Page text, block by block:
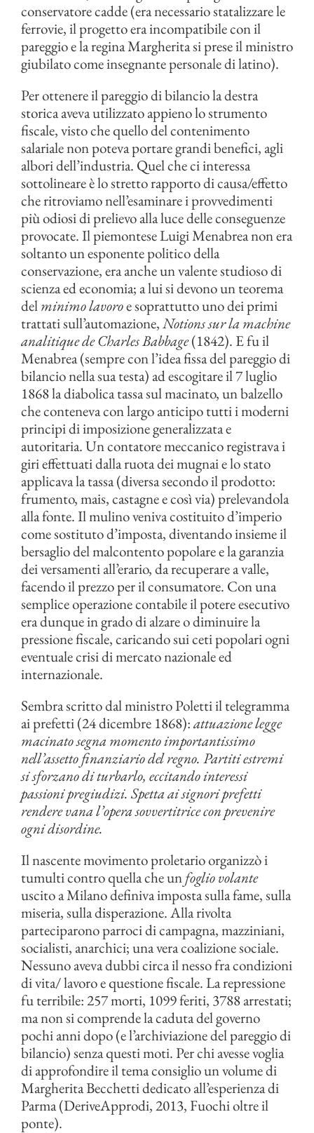
conservatore cadde (era necessario statalizzare le
ferrovie, il progetto era incompatibile con il
pareggio e la regina Margherita si prese il ministro
giubilato come insegnante personale di latino).
Per ottenere il pareggio di bilancio la destra
storica aveva utilizzato appieno lo strumento
fiscale, visto che quello del contenimento
salariale non poteva portare grandi benefici, agli
albori dell’industria. Quel che ci interessa
sottolineare è lo stretto rapporto di causa/effetto
che ritroviamo nell’esaminare i provvedimenti
più odiosi di prelievo alla luce delle conseguenze
provocate. Il piemontese Luigi Menabrea non era
soltanto un esponente politico della
conservazione, era anche un valente studioso di
scienza ed economia; a lui si devono un teorema
delminimo lavoroe soprattutto uno dei primi
trattati sull’automazione,Notions sur la machine
analitique de Charles Babbage(1842). E fu il
Menabrea (sempre con l’idea fissa del pareggio di
bilancio nella sua testa) ad escogitare il 7 luglio
1868 la diabolica tassa sul macinato, un balzello
che conteneva con largo anticipo tutti i moderni
principi di imposizione generalizzata e
autoritaria. Un contatore meccanico registrava i
giri effettuati dalla ruota dei mugnai e lo stato
applicava la tassa (diversa secondo il prodotto:
frumento, mais, castagne e così via) prelevandola
alla fonte. Il mulino veniva costituito d’imperio
come sostituto d’imposta, diventando insieme il
bersaglio del malcontento popolare e la garanzia
dei versamenti all’erario, da recuperare a valle,
facendo il prezzo per il consumatore. Con una
semplice operazione contabile il potere esecutivo
era dunque in grado di alzare o diminuire la
pressione fiscale, caricando sui ceti popolari ogni
eventuale crisi di mercato nazionale ed
internazionale.
Sembra scritto dal ministro Poletti il telegramma
ai prefetti (24 dicembre 1868):attuazione legge
macinato segna momento importantissimo
nell’assetto finanziario del regno. Partiti estremi
si sforzano di turbarlo, eccitando interessi
passioni pregiudizi. Spetta ai signori prefetti
rendere vana l’opera sovvertitrice con prevenire
ogni disordine.
Il nascente movimento proletario organizzò i
tumulti contro quella che unfoglio volante
uscito a Milano definiva imposta sulla fame, sulla
miseria, sulla disperazione. Alla rivolta
parteciparono parroci di campagna, mazziniani,
socialisti, anarchici; una vera coalizione sociale.
Nessuno aveva dubbi circa il nesso fra condizioni
di vita/ lavoro e questione fiscale. La repressione
fu terribile: 257 morti, 1099 feriti, 3788 arrestati;
ma non si comprende la caduta del governo
pochi anni dopo (e l’archiviazione del pareggio di
bilancio) senza questi moti. Per chi avesse voglia
di approfondire il tema consiglio un volume di
Margherita Becchetti dedicato all’esperienza di
Parma (DeriveApprodi, 2013, Fuochi oltre il
ponte).